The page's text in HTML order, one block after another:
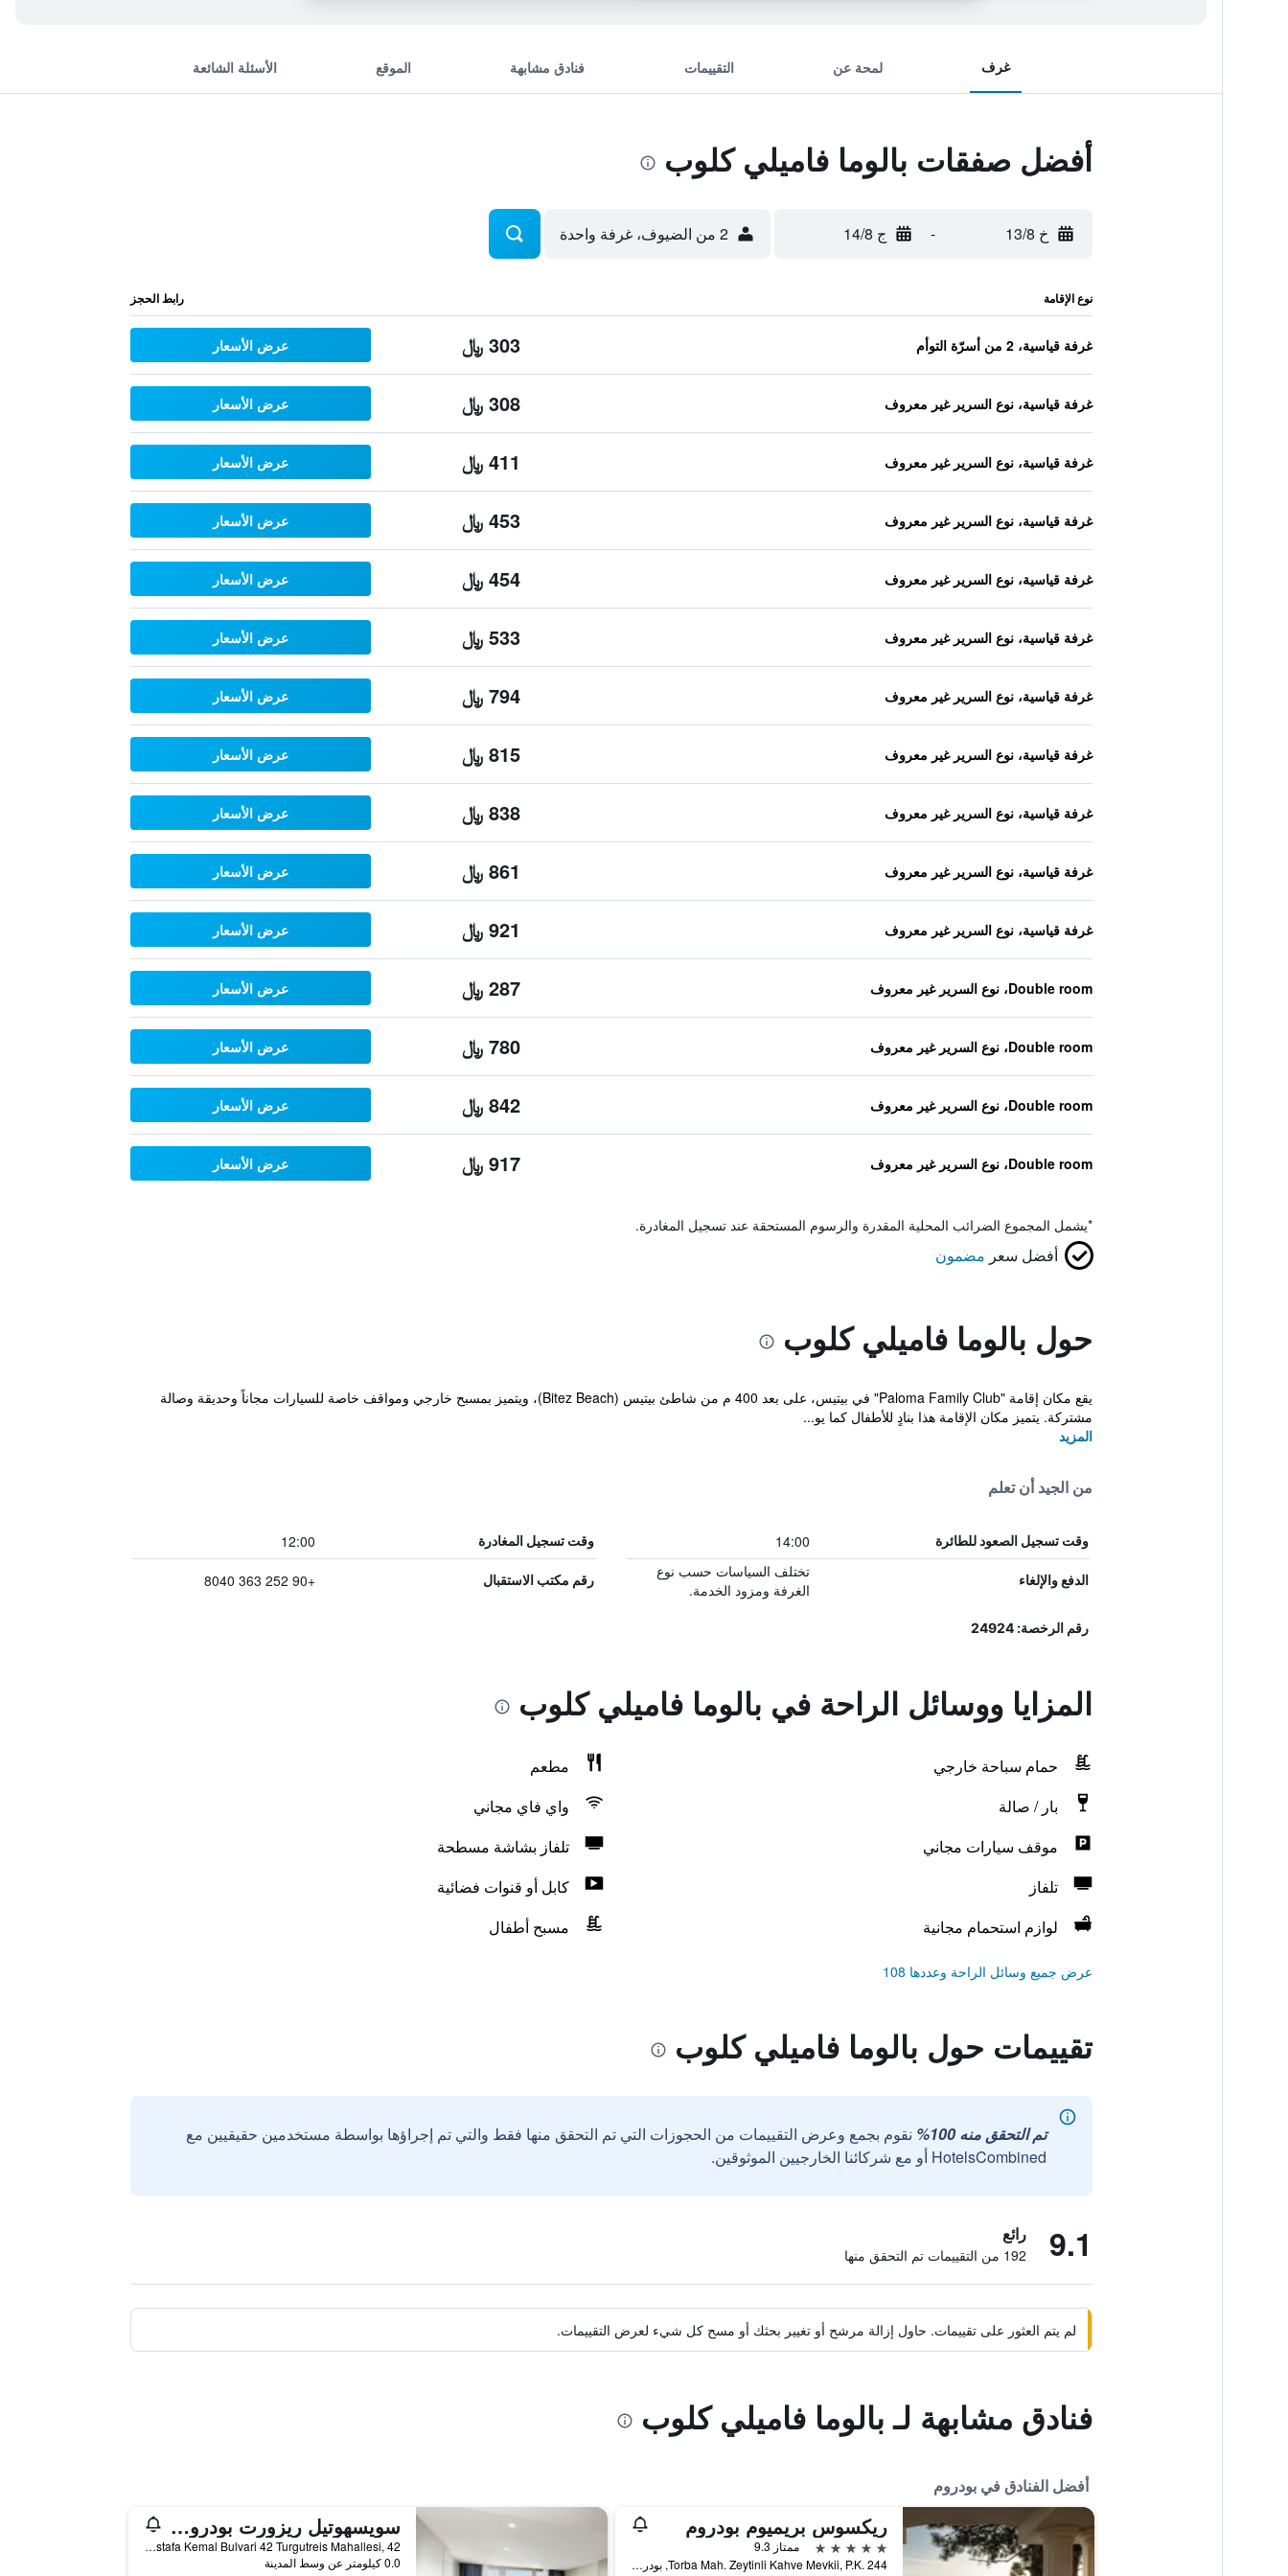
غرف لمحة عن التقييمات فنادق مشابهة الموقع الأسئلة الشائعة
أفضل صفقات بالوما فاميلي كلوب
خ 13/8 - ج 14/8 2 من الضيوف، غرفة واحدة
نوع الإقامة رابط الحجز
غرفة قياسية، 2 من أسرّة التوأم 303 ﷼ عرض الأسعار
غرفة قياسية، نوع السرير غير معروف 308 ﷼ عرض الأسعار
غرفة قياسية، نوع السرير غير معروف 411 ﷼ عرض الأسعار
غرفة قياسية، نوع السرير غير معروف 453 ﷼ عرض الأسعار
غرفة قياسية، نوع السرير غير معروف 454 ﷼ عرض الأسعار
غرفة قياسية، نوع السرير غير معروف 533 ﷼ عرض الأسعار
غرفة قياسية، نوع السرير غير معروف 794 ﷼ عرض الأسعار
غرفة قياسية، نوع السرير غير معروف 815 ﷼ عرض الأسعار
غرفة قياسية، نوع السرير غير معروف 838 ﷼ عرض الأسعار
غرفة قياسية، نوع السرير غير معروف 861 ﷼ عرض الأسعار
غرفة قياسية، نوع السرير غير معروف 921 ﷼ عرض الأسعار
Double room، نوع السرير غير معروف 287 ﷼ عرض الأسعار
Double room، نوع السرير غير معروف 780 ﷼ عرض الأسعار
Double room، نوع السرير غير معروف 842 ﷼ عرض الأسعار
Double room، نوع السرير غير معروف 917 ﷼ عرض الأسعار
*يشمل المجموع الضرائب المحلية المقدرة والرسوم المستحقة عند تسجيل المغادرة.
أفضل سعر مضمون
حول بالوما فاميلي كلوب
يقع مكان إقامة "Paloma Family Club" في بيتيس، على بعد 400 م من شاطئ بيتيس (Bitez Beach)، ويتميز بمسبح خارجي ومواقف خاصة للسيارات مجاناً وحديقة وصالة
مشتركة. يتميز مكان الإقامة هذا بنادٍ للأطفال كما يو...
المزيد
من الجيد أن تعلم
وقت تسجيل الصعود للطائرة 14:00 وقت تسجيل المغادرة 12:00
الدفع والإلغاء
تختلف السياسات حسب نوع
الغرفة ومزود الخدمة.
رقم مكتب الاستقبال +90 252 363 8040
رقم الرخصة: 24924
المزايا ووسائل الراحة في بالوما فاميلي كلوب
حمام سباحة خارجي
مطعم
بار / صالة
واي فاي مجاني
موقف سيارات مجاني
تلفاز بشاشة مسطحة
تلفاز
كابل أو قنوات فضائية
لوازم استحمام مجانية
مسبح أطفال
عرض جميع وسائل الراحة وعددها 108
تقييمات حول بالوما فاميلي كلوب
تم التحقق منه 100%
نقوم بجمع وعرض التقييمات من الحجوزات التي تم التحقق منها فقط والتي تم إجراؤها بواسطة مستخدمين حقيقيين مع
HotelsCombined أو مع شركائنا الخارجيين الموثوقين.
9.1 رائع
192 من التقييمات تم التحقق منها
لم يتم العثور على تقييمات. حاول إزالة مرشح أو تغيير بحثك أو مسح كل شيء لعرض التقييمات.
فنادق مشابهة لـ بالوما فاميلي كلوب
أفضل الفنادق في بودروم
ريكسوس بريميوم بودروم
5 نجوم
ممتاز 9.3
Torba Mah. Zeytinli Kahve Mevkii, P.K. 244, بودروم, تركيا
سويسهوتيل ريزورت بودروم بيتش
Gazi Mustafa Kemal Bulvari 42 Turgutreis Mahallesi, 42, بودروم, تركيا
0.0 كيلومتر عن وسط المدينة